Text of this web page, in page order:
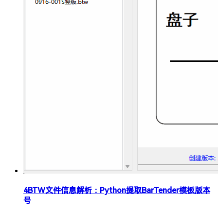
4​​BTW文件信息解析：Python提取BarTender模板版本
号​